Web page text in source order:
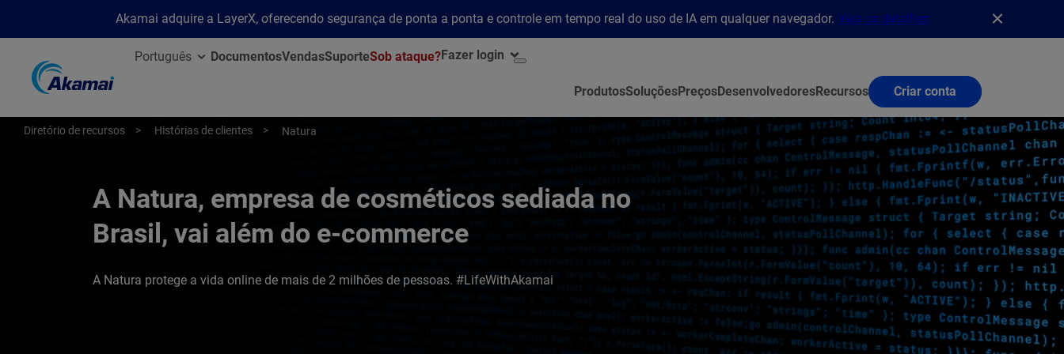
Akamai adquire a LayerX, oferecendo segurança de ponta a ponta e controle em tempo real do uso de IA em qualquer navegador. Veja os detalhes
Português DocumentosVendasSuporteSob ataque?Fazer login
ProdutosSoluçõesPreçosDesenvolvedoresRecursos Criar conta
Diretório de recursos Histórias de clientes Natura
A Natura, empresa de cosméticos sediada no
Brasil, vai além do e-commerce
A Natura protege a vida online de mais de 2 milhões de pessoas. #LifeWithAkamai